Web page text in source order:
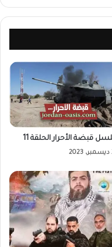
قبضة الأحرار الحلقة 11